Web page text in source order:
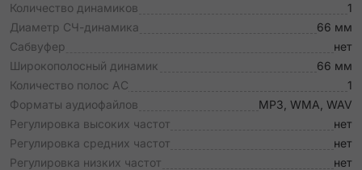
Количество динамиков
1
Диаметр СЧ-динамика
66 мм
Сабвуфер
нет
Широкополосный динамик
66 мм
Количество полос АС
1
Форматы аудиофайлов
MP3, WMA, WAV
Регулировка высоких частот
нет
Регулировка средних частот
нет
Регулировка низких частот
нет